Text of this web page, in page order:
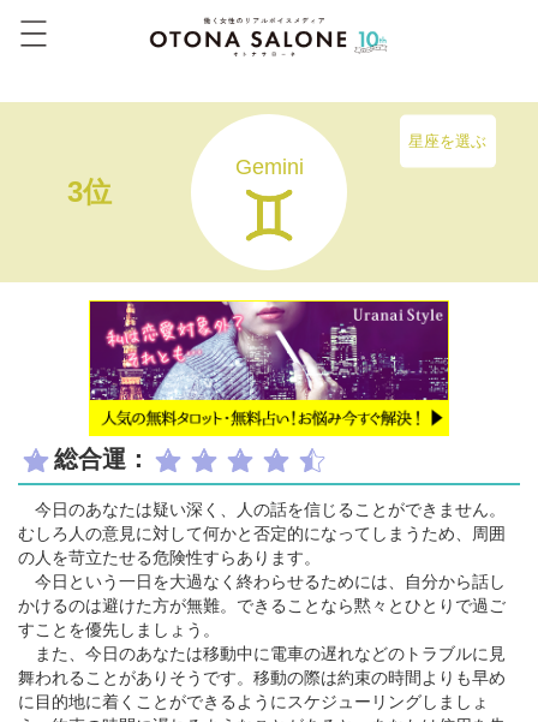
3位
Gemini
星座を選ぶ
総合運：
今日のあなたは疑い深く、人の話を信じることができません。
むしろ人の意見に対して何かと否定的になってしまうため、周囲
の人を苛立たせる危険性すらあります。
今日という一日を大過なく終わらせるためには、自分から話し
かけるのは避けた方が無難。できることなら黙々とひとりで過ご
すことを優先しましょう。
また、今日のあなたは移動中に電車の遅れなどのトラブルに見
舞われることがありそうです。移動の際は約束の時間よりも早め
に目的地に着くことができるようにスケジューリングしましょ